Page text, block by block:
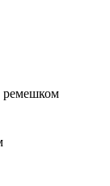
ремешком